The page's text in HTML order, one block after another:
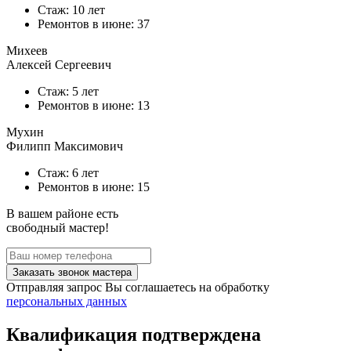
Стаж: 10 лет
Ремонтов в июне: 37
Михеев
Алексей Сергеевич
Стаж: 5 лет
Ремонтов в июне: 13
Мухин
Филипп Максимович
Стаж: 6 лет
Ремонтов в июне: 15
В вашем районе есть
свободный мастер!
Заказать звонок мастера
Отправляя запрос Вы соглашаетесь на обработку
персональных данных
Квалификация подтверждена